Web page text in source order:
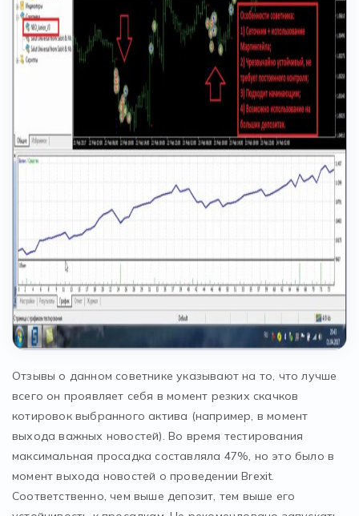
Отзывы о данном советнике указывают на то, что лучше
всего он проявляет себя в момент резких скачков
котировок выбранного актива (например, в момент
выхода важных новостей). Во время тестирования
максимальная просадка составляла 47%, но это было в
момент выхода новостей о проведении Brexit.
Соответственно, чем выше депозит, тем выше его